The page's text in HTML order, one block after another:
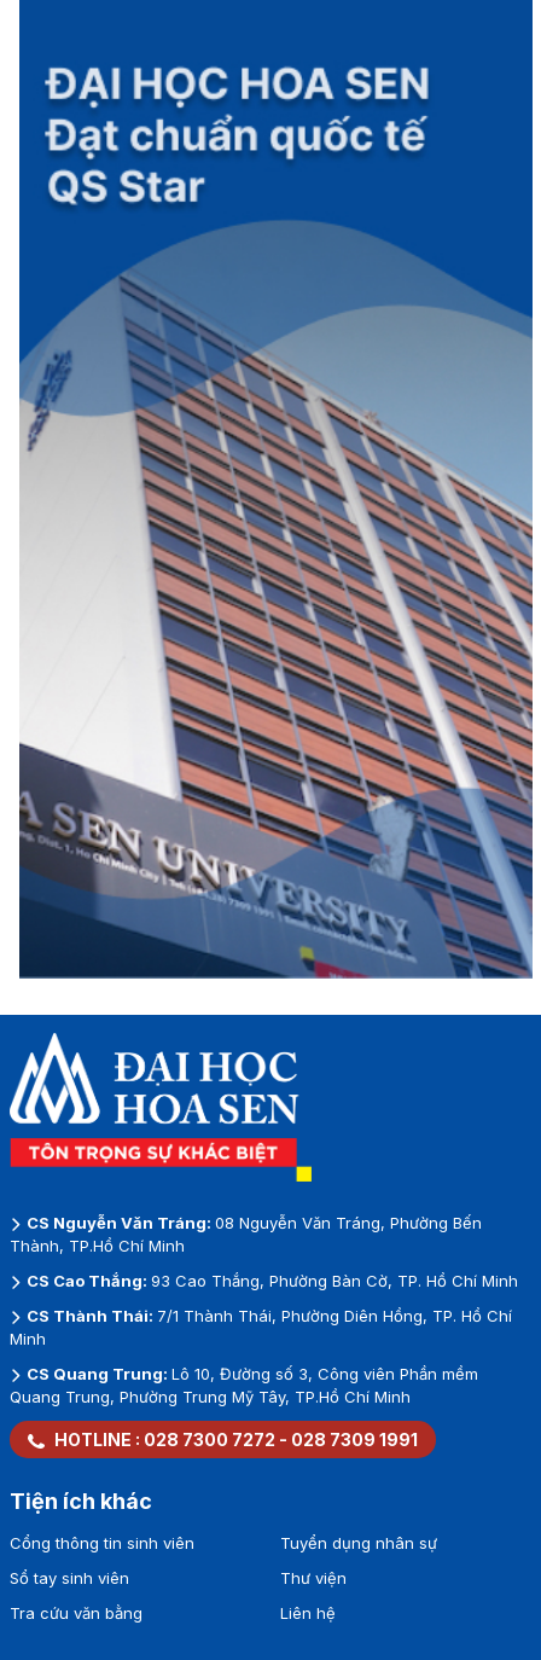
CS Nguyễn Văn Tráng: 08 Nguyễn Văn Tráng, Phường Bến
Thành, TP.Hồ Chí Minh
CS Cao Thắng: 93 Cao Thắng, Phường Bàn Cờ, TP. Hồ Chí Minh
CS Thành Thái: 7/1 Thành Thái, Phường Diên Hồng, TP. Hồ Chí
Minh
CS Quang Trung: Lô 10, Đường số 3, Công viên Phần mềm
Quang Trung, Phường Trung Mỹ Tây, TP.Hồ Chí Minh
HOTLINE : 028 7300 7272 - 028 7309 1991
Tiện ích khác
Cổng thông tin sinh viên
Sổ tay sinh viên
Tra cứu văn bằng
Tuyển dụng nhân sự
Thư viện
Liên hệ